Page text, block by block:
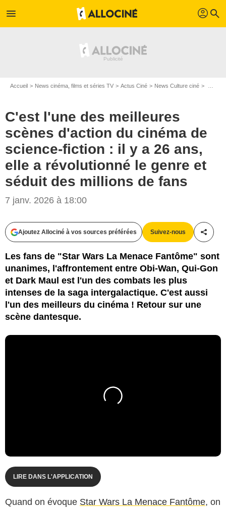
menu profil search
Accueil News cinéma, films et séries TV Actus Ciné News Culture ciné
C'est l'une des meilleures
scènes d'action du cinéma de
science-fiction : il y a 26 ans,
elle a révolutionné le genre et
séduit des millions de fans
7 janv. 2026 à 18:00
Ajoutez Allociné à vos sources préférées Suivez-nous
Les fans de "Star Wars La Menace Fantôme" sont
unanimes, l'affrontement entre Obi-Wan, Qui-Gon
et Dark Maul est l'un des combats les plus
intenses de la saga intergalactique. C'est aussi
l'un des meilleurs du cinéma ! Retour sur une
scène dantesque.
LIRE DANS L'APPLICATION
Quand on évoque Star Wars La Menace Fantôme, on